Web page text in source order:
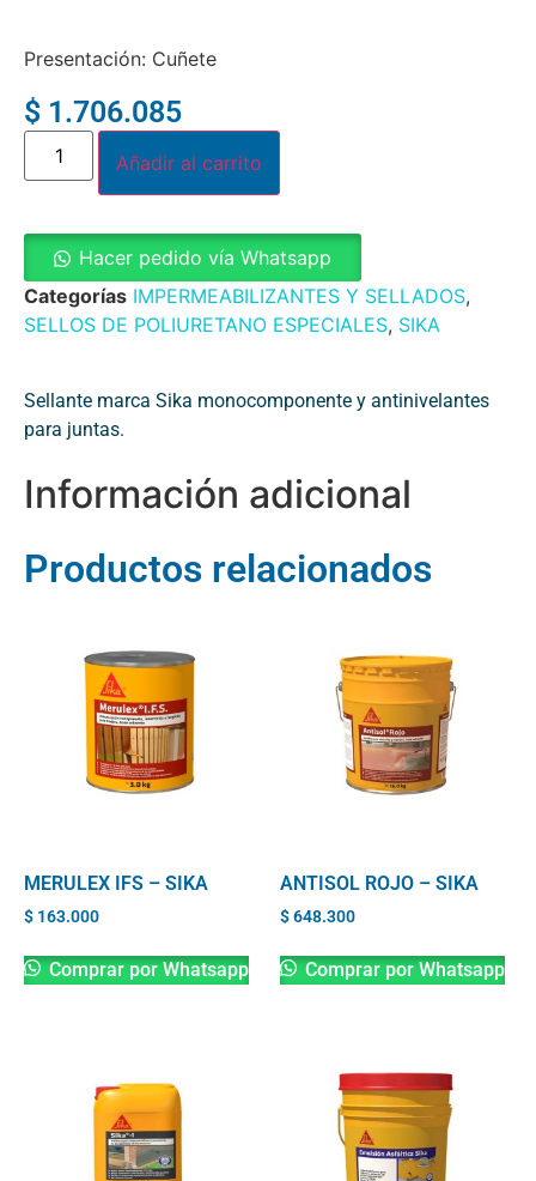
Presentación: Cuñete
$ 1.706.085
Añadir al carrito
Hacer pedido vía Whatsapp
Categorías IMPERMEABILIZANTES Y SELLADOS,
SELLOS DE POLIURETANO ESPECIALES, SIKA
Sellante marca Sika monocomponente y antinivelantes
para juntas.
Información adicional
Productos relacionados
MERULEX IFS – SIKA
$ 163.000
Comprar por Whatsapp
ANTISOL ROJO – SIKA
$648.300
Comprar por Whatsapp